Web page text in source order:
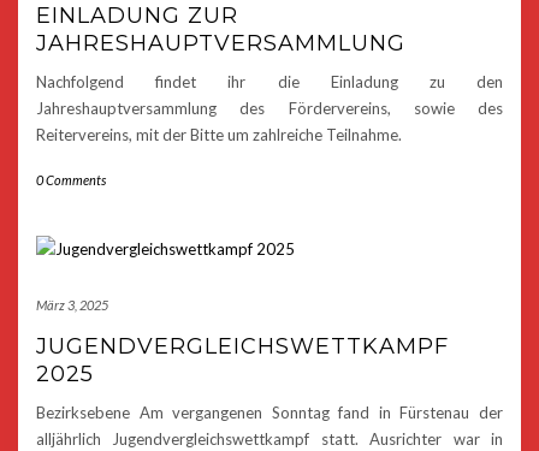
EINLADUNG ZUR
JAHRESHAUPTVERSAMMLUNG
Nachfolgend findet ihr die Einladung zu den
Jahreshauptversammlung des Fördervereins, sowie des
Reitervereins, mit der Bitte um zahlreiche Teilnahme.
0 Comments
März 3, 2025
JUGENDVERGLEICHSWETTKAMPF
2025
Bezirksebene Am vergangenen Sonntag fand in Fürstenau der
alljährlich Jugendvergleichswettkampf statt. Ausrichter war in